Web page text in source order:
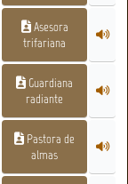
Asesora
trifariana
Guardiana
radiante
Pastora de
almas